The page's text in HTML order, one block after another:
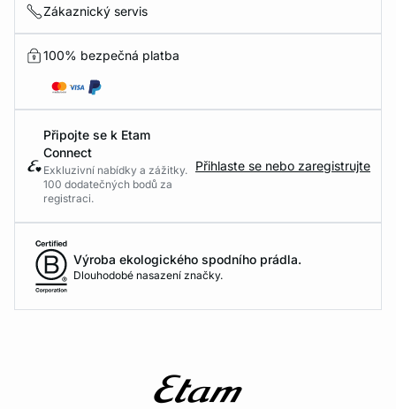
Zákaznický servis
100% bezpečná platba
Připojte se k Etam
Connect
Exkluzivní nabídky a zážitky.
100 dodatečných bodů za
registraci.
Přihlaste se nebo zaregistrujte
Výroba ekologického spodního prádla.
Dlouhodobé nasazení značky.